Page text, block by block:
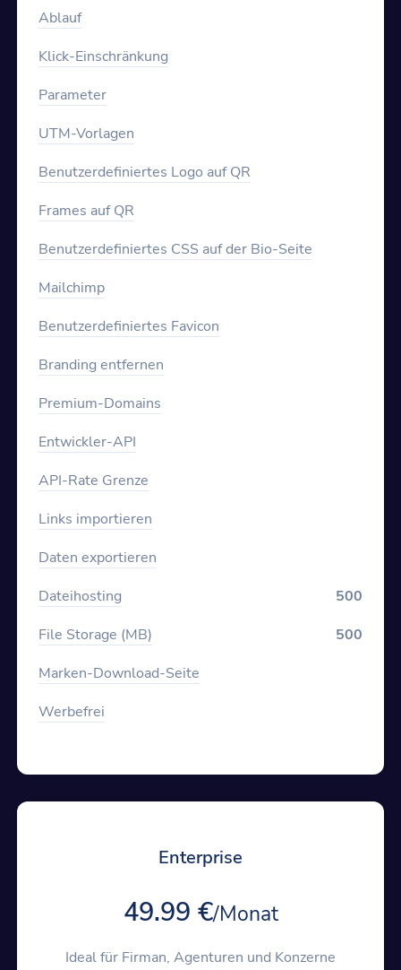
Ablauf
Klick-Einschränkung
Parameter
UTM-Vorlagen
Benutzerdefiniertes Logo auf QR
Frames auf QR
Benutzerdefiniertes CSS auf der Bio-Seite
Mailchimp
Benutzerdefiniertes Favicon
Branding entfernen
Premium-Domains
Entwickler-API
API-Rate Grenze
Links importieren
Daten exportieren
Dateihosting
500
File Storage (MB)
500
Marken-Download-Seite
Werbefrei
Enterprise
49.99 €/Monat
Ideal für Firman, Agenturen und Konzerne